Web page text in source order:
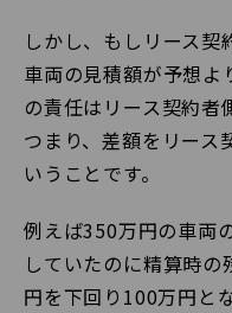
しかし、もしリース
車両の見積額が予想よ
の責任はリース契約者
つまり、差額をリース
いうことです。
例えば350万円の車両
していたのに精算時
円を下回り100万円と